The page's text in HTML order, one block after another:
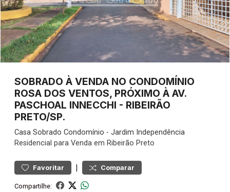
SOBRADO À VENDA NO CONDOMÍNIO
ROSA DOS VENTOS, PRÓXIMO À AV.
PASCHOAL INNECCHI - RIBEIRÃO
PRETO/SP.
Casa Sobrado Condomínio - Jardim Independência
Residencial para Venda em Ribeirão Preto
Favoritar | Comparar
Compartilhe: